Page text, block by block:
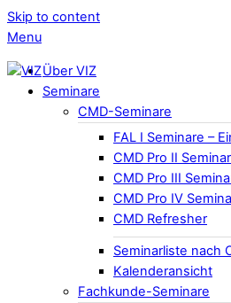
Skip to content
Menu
Über VIZ
Seminare
CMD-Seminare
FAL I Seminare –
CMD Pro II
CMD Pro III
CMD Pro IV
CMD Refresher
Seminarliste nach
Kalenderansicht
Fachkunde-Seminare